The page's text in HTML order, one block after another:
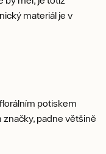
materiál je v
potiskem
padne většině